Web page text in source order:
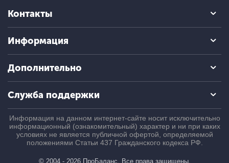
Контакты
Информация
Дополнительно
Служба поддержки
Информация на данном интернет-сайте носит исключительно
информационный (ознакомительный) характер и ни при каких
условиях не является публичной офертой, определяемой
положениями Статьи 437 Гражданского кодекса РФ.
© 2004 - 2026 ПроБаланс. Все права защищены.